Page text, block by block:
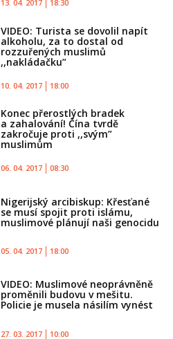
13. 04. 2017 18:30
VIDEO: Turista se dovolil napít
alkoholu, za to dostal od
rozzuřených muslimů
,,nakládačku”
10. 04. 2017 18:00
Konec přerostlých bradek
a zahalování! Čína tvrdě
zakročuje proti ,,svým”
muslimům
06. 04. 2017 08:30
Nigerijský arcibiskup: Křesťané
se musí spojit proti islámu,
muslimové plánují naši genocidu
05. 04. 2017 18:00
VIDEO: Muslimové neoprávněně
proměnili budovu v mešitu.
Policie je musela násilím vynést
27. 03. 2017 10:00